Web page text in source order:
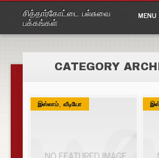
சித்தார்கோட்டை பல்சுவை
பக்கங்கள்
Main
content
MENU
CATEGORY
இஸ்லாம், வீடியோ